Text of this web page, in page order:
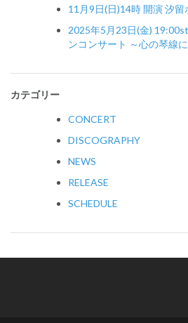
11月9日(日)14時 開演 汐留
2025年5月23日(金)
ンコンサート ～心の琴線
カテゴリー
CONCERT
DISCOGRAPHY
NEWS
RELEASE
SCHEDULE